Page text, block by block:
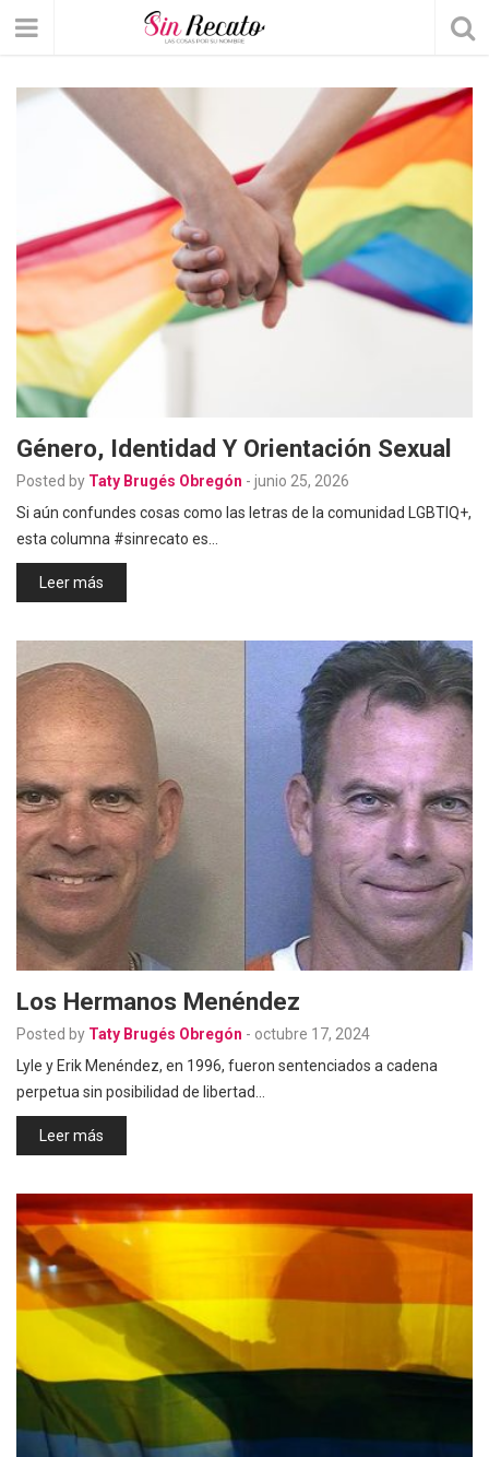
Género, Identidad Y Orientación Sexual
Posted by Taty Brugés Obregón - junio 25, 2026
Si aún confundes cosas como las letras de la comunidad LGBTIQ+,
esta columna #sinrecato es…
Leer más
Los Hermanos Menéndez
Posted by Taty Brugés Obregón - octubre 17, 2024
Lyle y Erik Menéndez, en 1996, fueron sentenciados a cadena
perpetua sin posibilidad de libertad…
Leer más